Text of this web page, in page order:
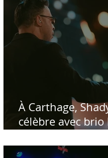
À Carthage,
célèbre avec brio
Par Sofien Manaï